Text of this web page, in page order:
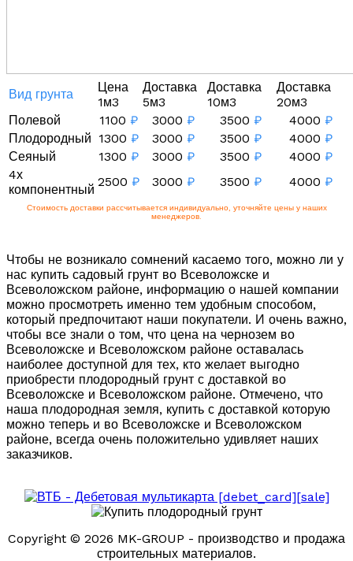
Вид грунта
Цена
1м3
Доставка
5м3
Доставка
10м3
Доставка
20м3
Полевой
1100 ₽ 3000 ₽ 3500 ₽ 4000 ₽
Плодородный 1300 ₽ 3000 ₽ 3500 ₽ 4000 ₽
Сеяный
1300 ₽ 3000 ₽ 3500 ₽ 4000 ₽
4х
компонентный
2500 ₽ 3000 ₽ 3500 ₽ 4000 ₽
Стоимость доставки рассчитывается индивидуально, уточняйте цены у наших
менеджеров.
Чтобы не возникало сомнений касаемо того, можно ли у
нас купить садовый грунт во Всеволожске и
Всеволожском районе, информацию о нашей компании
можно просмотреть именно тем удобным способом,
который предпочитают наши покупатели. И очень важно,
чтобы все знали о том, что цена на чернозем во
Всеволожске и Всеволожском районе оставалась
наиболее доступной для тех, кто желает выгодно
приобрести плодородный грунт с доставкой во
Всеволожске и Всеволожском районе. Отмечено, что
наша плодородная земля, купить с доставкой которую
можно теперь и во Всеволожске и Всеволожском
районе, всегда очень положительно удивляет наших
заказчиков.
Copyright © 2026 MK-GROUP - производство и продажа
строительных материалов.